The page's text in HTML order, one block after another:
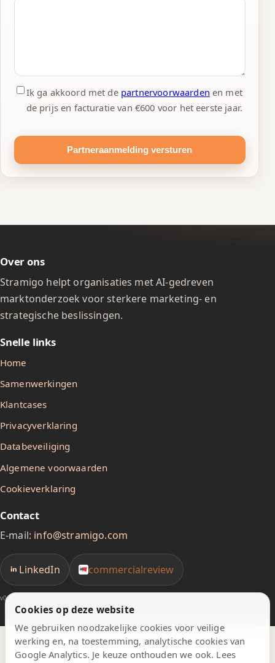
Ik ga akkoord met de partnervoorwaarden en met
de prijs en facturatie van €600 voor het eerste jaar.
Partneraanmelding versturen
Cookies op deze website
We gebruiken noodzakelijke cookies voor veilige
werking en, na toestemming, analytische cookies van
Google Analytics. Je keuze onthouden we ook. Lees
Over ons
Stramigo helpt organisaties met AI-gedreven
marktonderzoek voor sterkere marketing- en
strategische beslissingen.
Snelle links
Home
Samenwerkingen
Klantcases
Privacyverklaring
Databeveiliging
Algemene voorwaarden
Cookieverklaring
Contact
E-mail: info@stramigo.com
LinkedIn commercialreview
v0.1.1